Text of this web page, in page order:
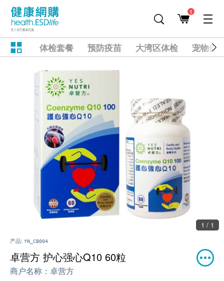
1
体检套餐 预防疫苗 大湾区体检 宠物健
1 / 1
产品: YN_CB004
卓营方 护心强心Q10 60粒
商户名称： 卓营方